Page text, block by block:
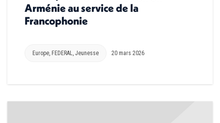
Arménie au service de la
Francophonie
Europe, FEDERAL, Jeunesse 20 mars 2026